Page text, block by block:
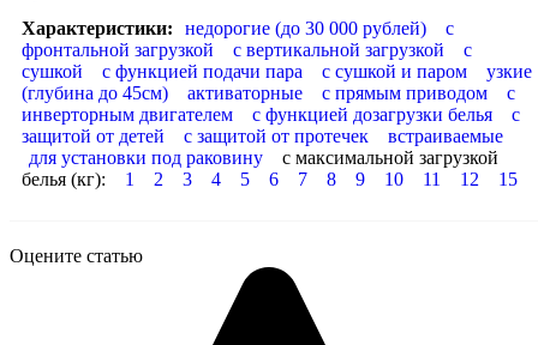
Характеристики:
недорогие (до 30 000 рублей)
с
фронтальной загрузкой
с вертикальной загрузкой
с
сушкой
с функцией подачи пара с сушкой и паром
узкие
(глубина до 45см)
активаторные с прямым приводом
с
инверторным двигателем
с функцией дозагрузки белья
с
защитой от детей
с защитой от протечек
встраиваемые
для установки под раковину
с максимальной загрузкой
белья (кг):
1 2 3 4 5 6 7 8 9 10 11 12 15
Оцените статью